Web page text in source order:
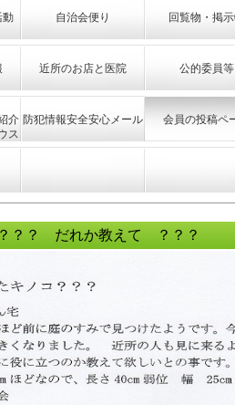
動 自治会便り 回覧物・掲
近所のお店と医院 公的委員等
介
ス
防犯情報安全安心メール 会員の投稿ペ
？？ だれか教えて ？？？